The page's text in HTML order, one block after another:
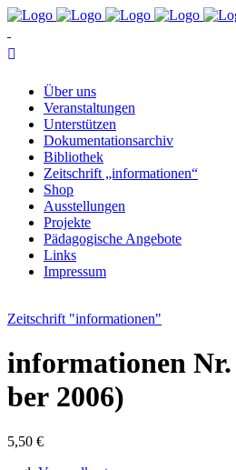
Über uns
Ver­an­stal­tun­gen
Un­ter­stüt­zen
Do­ku­men­ta­ti­ons­ar­chiv
Bi­blio­thek
Zeit­schrift „in­for­ma­tio­nen“
Shop
Aus­stel­lun­gen
Pro­jek­te
Päd­ago­gi­sche Angebote
Links
Im­pres­sum
Zeitschrift "informationen"
in­for­ma­tio­nen
ber 2006)
5,50 €